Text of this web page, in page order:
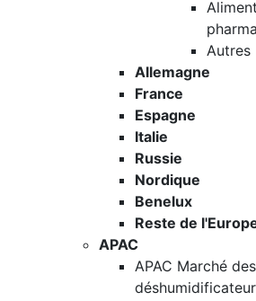
Autres
Allemagne
France
Espagne
Italie
Russie
Nordique
Benelux
Reste de
APAC
APAC Marché des